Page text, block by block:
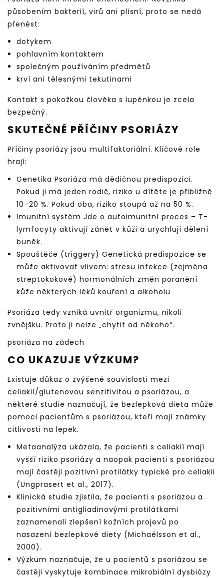
působením bakterií, virů ani plísní, proto se nedá
přenést:
dotykem
pohlavním kontaktem
společným používáním předmětů
krví ani tělesnými tekutinami
Kontakt s pokožkou člověka s lupénkou je zcela
bezpečný.
SKUTEČNÉ PŘÍČINY PSORIÁZY
Příčiny psoriázy jsou multifaktoriální. Klíčové role
hrají:
Genetika Psoriáza má dědičnou predispozici.
Pokud ji má jeden rodič, riziko u dítěte je přibližně
10–20 %. Pokud oba, riziko stoupá až na 50 %.
Imunitní systém Jde o autoimunitní proces – T-
lymfocyty aktivují zánět v kůži a urychlují dělení
buněk.
Spouštěče (triggery) Genetická predispozice se
může aktivovat vlivem: stresu infekce (zejména
streptokokové) hormonálních změn poranění
kůže některých léků kouření a alkoholu
Psoriáza tedy vzniká uvnitř organizmu, nikoli
zvnějšku. Proto ji nelze „chytit od někoho“.
psoriáza na zádech
CO UKAZUJE VÝZKUM?
Existuje důkaz o zvýšené souvislosti mezi
celiakií/glutenovou senzitivitou a psoriázou, a
některé studie naznačují, že bezlepková dieta může
pomoci pacientům s psoriázou, kteří mají známky
citlivosti na lepek.
Metaanalýza ukázala, že pacienti s celiakií mají
vyšší riziko psoriázy a naopak pacienti s psoriázou
mají častěji pozitivní protilátky typické pro celiakii
(Ungprasert et al., 2017).
Klinická studie zjistila, že pacienti s psoriázou a
pozitivními antigliadinovými protilátkami
zaznamenali zlepšení kožních projevů po
nasazení bezlepkové diety (Michaëlsson et al.,
2000).
Výzkum naznačuje, že u pacientů s psoriázou se
častěji vyskytuje kombinace mikrobiální dysbiózy